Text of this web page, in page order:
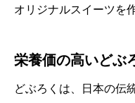
オリジナルスイーツを
栄養価の高いどぶ
どぶろくは、日本の伝